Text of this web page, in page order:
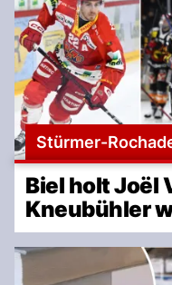
Stürmer-
Biel holt Joël
Kneubühler